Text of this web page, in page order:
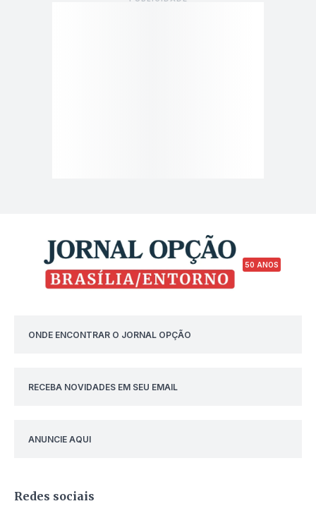
50 ANOS
ONDE ENCONTRAR O JORNAL OPÇÃO
RECEBA NOVIDADES EM SEU EMAIL
ANUNCIE AQUI
Redes sociais